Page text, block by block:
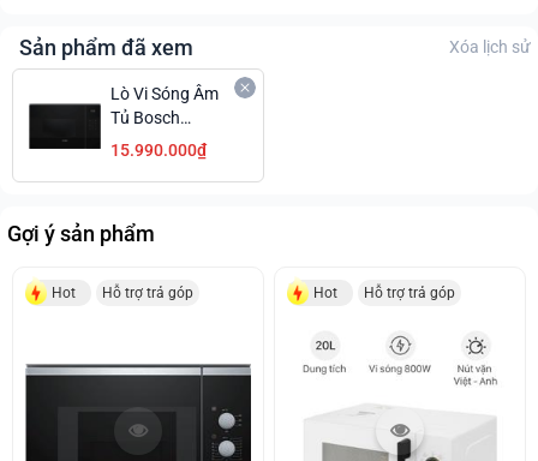
Sản phẩm đã xem Xóa lịch sử
Lò Vi Sóng Âm
Tủ Bosch
BEL554MB2
25L Series 6 Kết
15.990.000₫
Gợi ý sản phẩm
Hot Hỗ trợ trả góp Hot Hỗ trợ trả góp